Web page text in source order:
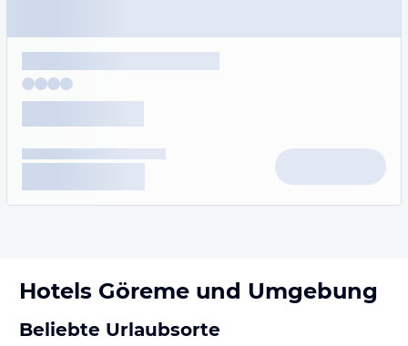
Hotels Göreme und Umgebung
Beliebte Urlaubsorte